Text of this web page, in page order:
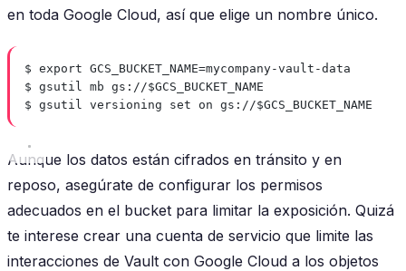
en toda Google Cloud, así que elige un nombre único.
$ export GCS_BUCKET_NAME=mycompany-vault-data
$ gsutil mb gs://$GCS_BUCKET_NAME
$ gsutil versioning set on gs://$GCS_BUCKET_NAME
Aunque los datos están cifrados en tránsito y en
reposo, asegúrate de configurar los permisos
adecuados en el bucket para limitar la exposición. Quizá
te interese crear una cuenta de servicio que limite las
interacciones de Vault con Google Cloud a los objetos